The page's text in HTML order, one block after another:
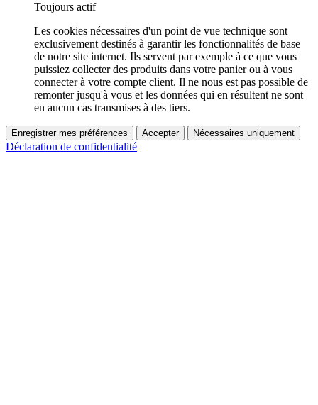
Toujours actif
Les cookies nécessaires d'un point de vue technique sont
exclusivement destinés à garantir les fonctionnalités de base
de notre site internet. Ils servent par exemple à ce que vous
puissiez collecter des produits dans votre panier ou à vous
connecter à votre compte client. Il ne nous est pas possible de
remonter jusqu'à vous et les données qui en résultent ne sont
en aucun cas transmises à des tiers.
Enregistrer mes préférences Accepter Nécessaires uniquement
Déclaration de confidentialité